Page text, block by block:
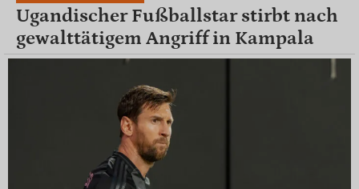
Ugandischer Fußballstar stirbt nach
gewalttätigem Angriff in Kampala